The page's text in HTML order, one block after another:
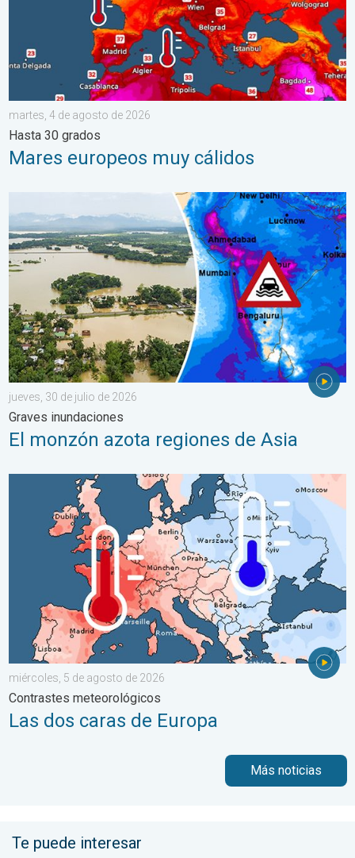
martes, 4 de agosto de 2026
Hasta 30 grados
Mares europeos muy cálidos
El monzón azota regiones de Asia. Graves inundaciones. . .
jueves, 30 de julio de 2026
Graves inundaciones
El monzón azota regiones de Asia
Las dos caras de Europa. Contrastes meteorológicos. . .
miércoles, 5 de agosto de 2026
Contrastes meteorológicos
Las dos caras de Europa
Más noticias
Te puede interesar